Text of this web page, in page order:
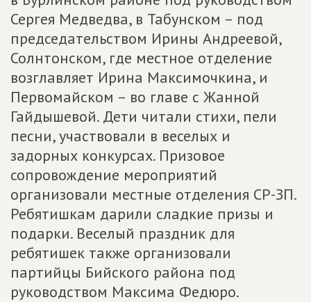
Сергея Медведва, в Табунском – под
председательством Ирины Андреевой,
Солнтонском, где местное отделение
возглавляет Ирина Максимочкина, и
Первомайском – во главе с Жанной
Гайдышевой. Дети читали стихи, пели
песни, участвовали в веселых и
задорных конкурсах. Призовое
сопровождение мероприятий
организовали местные отделения СР-ЗП.
Ребятишкам дарили сладкие призы и
подарки. Веселый праздник для
ребятишек также организовали
партийцы Бийского района под
руководством Максима Федюро.